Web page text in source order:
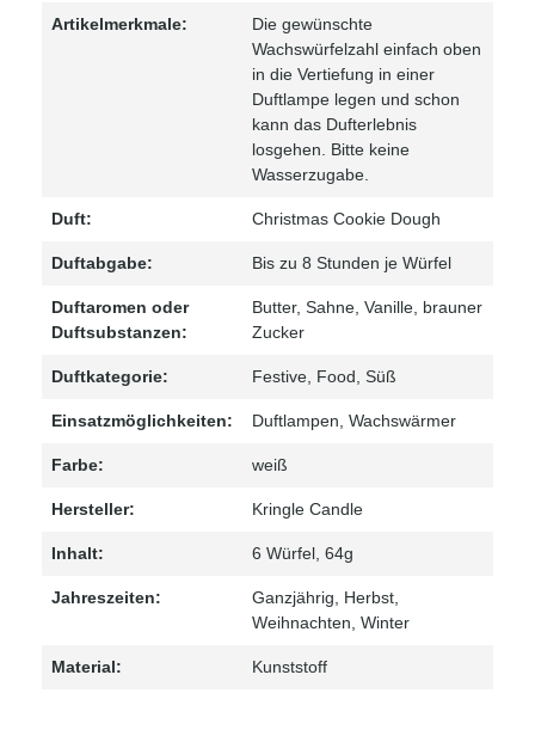
Artikelmerkmale:
Die gewünschte
Wachswürfelzahl einfach oben
in die Vertiefung in einer
Duftlampe legen und schon
kann das Dufterlebnis
losgehen. Bitte keine
Wasserzugabe.
Duft: Christmas Cookie Dough
Duftabgabe: Bis zu 8 Stunden je Würfel
Duftaromen oder
Duftsubstanzen:
Butter, Sahne , Vanille , brauner
Zucker
Duftkategorie: Festive , Food , Süß
Einsatzmöglichkeiten: Duftlampen , Wachswärmer
Farbe: weiß
Hersteller: Kringle Candle
Inhalt: 6 Würfel , 64g
Jahreszeiten: Ganzjährig , Herbst
Weihnachten , Winter
Material: Kunststoff